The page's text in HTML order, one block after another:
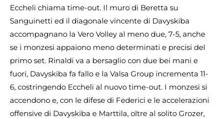
Eccheli chiama time-out. Il muro di Beretta su
Sanguinetti ed il diagonale vincente di Davyskiba
accompagnano la Vero Volley al meno due, 7-5, anche
se i monzesi appaiono meno determinati e precisi del
primo set. Rinaldi va a bersaglio con due bei mani e
fuori, Davyskiba fa fallo e la Valsa Group incrementa 11-
6, costringendo Eccheli al nuovo time-out. I monzesi si
accendono e, con le difese di Federici e le accelerazioni
offensive di Davyskiba e Marttila, oltre al solito Grozer,